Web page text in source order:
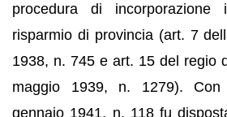
procedura di
risparmio di provincia (art. 7
1938, n. 745 e art. 15 del regio
maggio 1939, n. 1279).
gennaio 1941, n. 118 fu